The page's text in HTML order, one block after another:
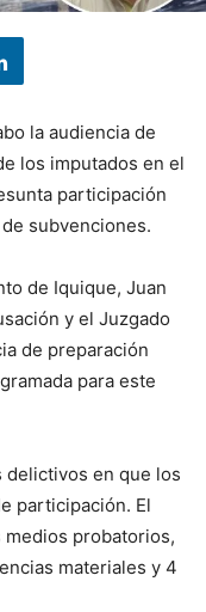
la audiencia de
los imputados en el
participación
subvenciones.
de Iquique, Juan
y el Juzgado
de preparación
para este
delictivos en que los
participación. El
probatorios,
materiales y 4